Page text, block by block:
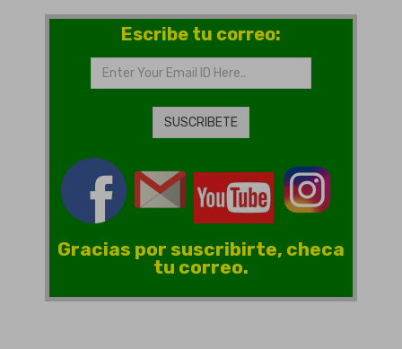
Escribe tu correo:
Gracias por suscribirte, checa
tu correo.